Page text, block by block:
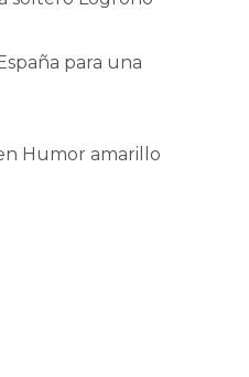
para una
Humor amarillo